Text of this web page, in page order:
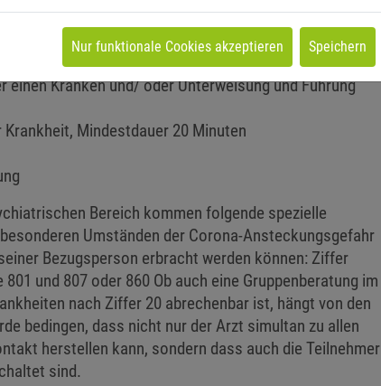
nach den Gebührennummern:
Beratung, Mindestdauer 10 Minuten
einen Kranken und/ oder Unterweisung und Führung
Mindestdauer 20 Minuten
Bereich kommen folgende spezielle
Umständen der Corona-Ansteckungsgefahr
Bezugsperson erbracht werden können: Ziffer
und 807 oder 860 Ob auch eine Gruppenberatung im
nach Ziffer 20 abrechenbar ist, hängt von den
bedingen, dass nicht nur der Arzt simultan zu allen
herstellen kann, sondern dass auch die Teilnehmer
sind.
Nur funktionale Cookies akzeptieren Speichern